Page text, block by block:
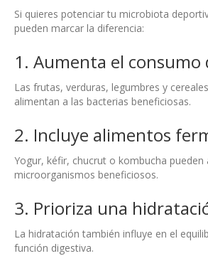
Si quieres potenciar tu microbiota
pueden marcar la diferencia:
1. Aumenta el consumo
Las frutas, verduras, legumbres y
alimentan a las bacterias beneficiosas.
2. Incluye alimentos
Yogur, kéfir, chucrut o kombucha pueden
microorganismos beneficiosos.
3. Prioriza una
La hidratación también influye en el
función digestiva.